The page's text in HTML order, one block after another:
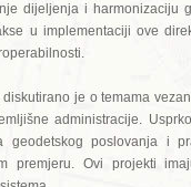
dijeljenja i harmonizaciju
u implementaciji ove
diskutirano je o temama
administracije.
geodetskog poslovanja i
premjeru. Ovi projekti